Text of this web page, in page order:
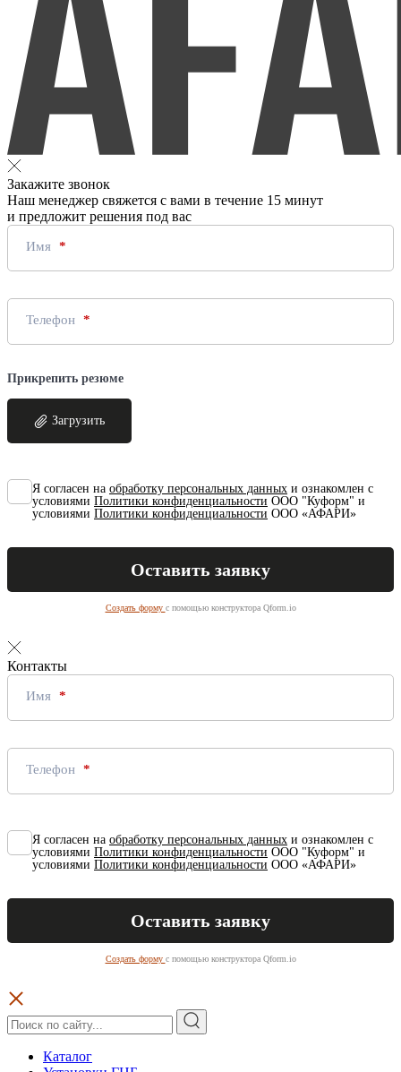
Закажите звонок
Наш менеджер свяжется с вами в течение 15 минут
и предложит решения под вас
Имя
Телефон
Прикрепить резюме
Загрузить
Я согласен на обработку персональных данных и ознакомлен с
условиями Политики конфиденциальности ООО "Куформ" и
условиями Политики конфиденциальности ООО «АФАРИ»
Создать форму с помощью конструктора Qform.io
Контакты
Имя
Телефон
Я согласен на обработку персональных данных и ознакомлен с
условиями Политики конфиденциальности ООО "Куформ" и
условиями Политики конфиденциальности ООО «АФАРИ»
Создать форму с помощью конструктора Qform.io
Каталог